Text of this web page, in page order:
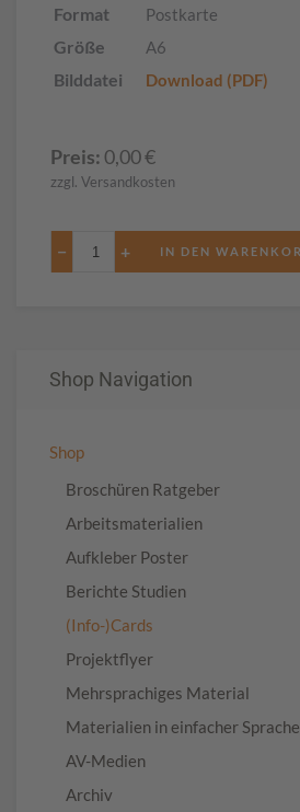
Format Postkarte
Größe A6
Bilddatei Download (PDF)
Preis: 0,00€
zzgl. Versandkosten
− +
Shop Navigation
Shop
Broschüren Ratgeber
Arbeitsmaterialien
Aufkleber Poster
Berichte Studien
(Info-)Cards
Projektflyer
Mehrsprachiges Material
Materialien in einfacher Sprache
AV-Medien
Archiv